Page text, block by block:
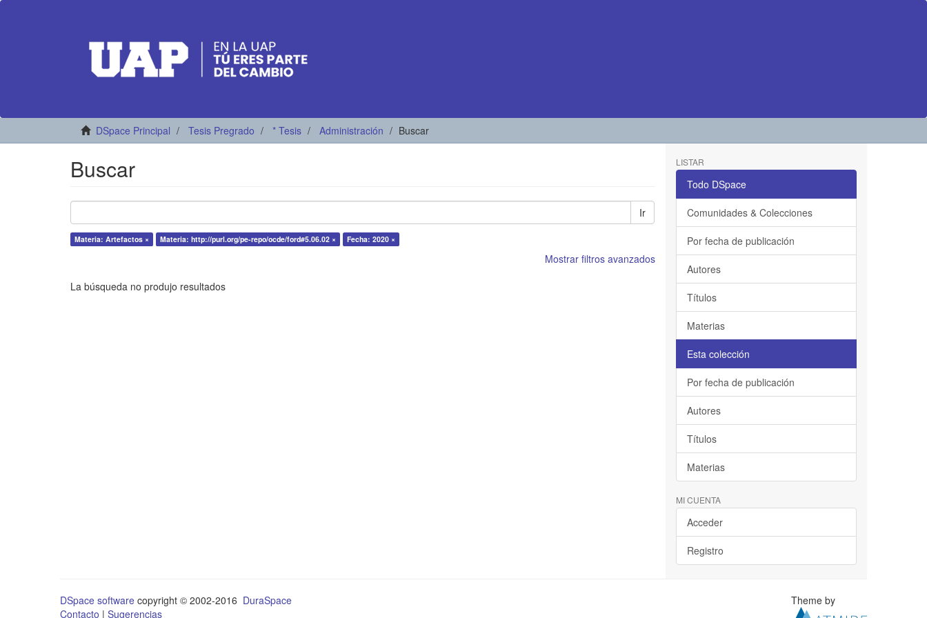
DSpace Principal Tesis Pregrado * Tesis Administración Buscar
Buscar
Ir
Materia: Artefactos × Materia: http://purl.org/pe-repo/ocde/ford#5.06.02 × Fecha: 2020 ×
Mostrar filtros avanzados
La búsqueda no produjo resultados
LISTAR
Todo DSpace
Comunidades & Colecciones
Por fecha de publicación
Autores
Títulos
Materias
Esta colección
Por fecha de publicación
Autores
Títulos
Materias
MI CUENTA
Acceder
Registro
DSpace software copyright © 2002-2016 DuraSpace
Contacto | Sugerencias
Theme by